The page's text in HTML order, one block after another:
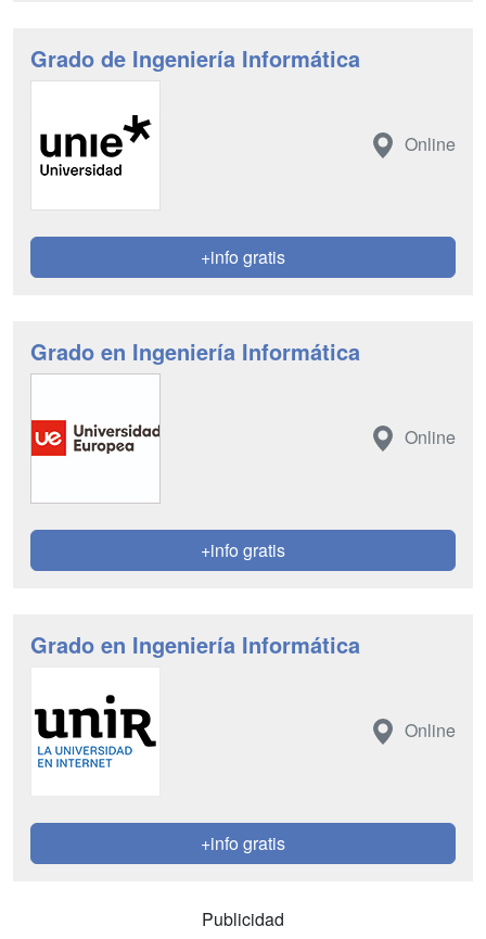
Grado de Ingeniería Informática
Online
+info gratis
Grado en Ingeniería Informática
Online
+info gratis
Grado en Ingeniería Informática
Online
+info gratis
Publicidad